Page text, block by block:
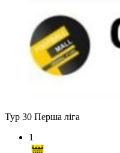
Тур 30 Перша ліга
1